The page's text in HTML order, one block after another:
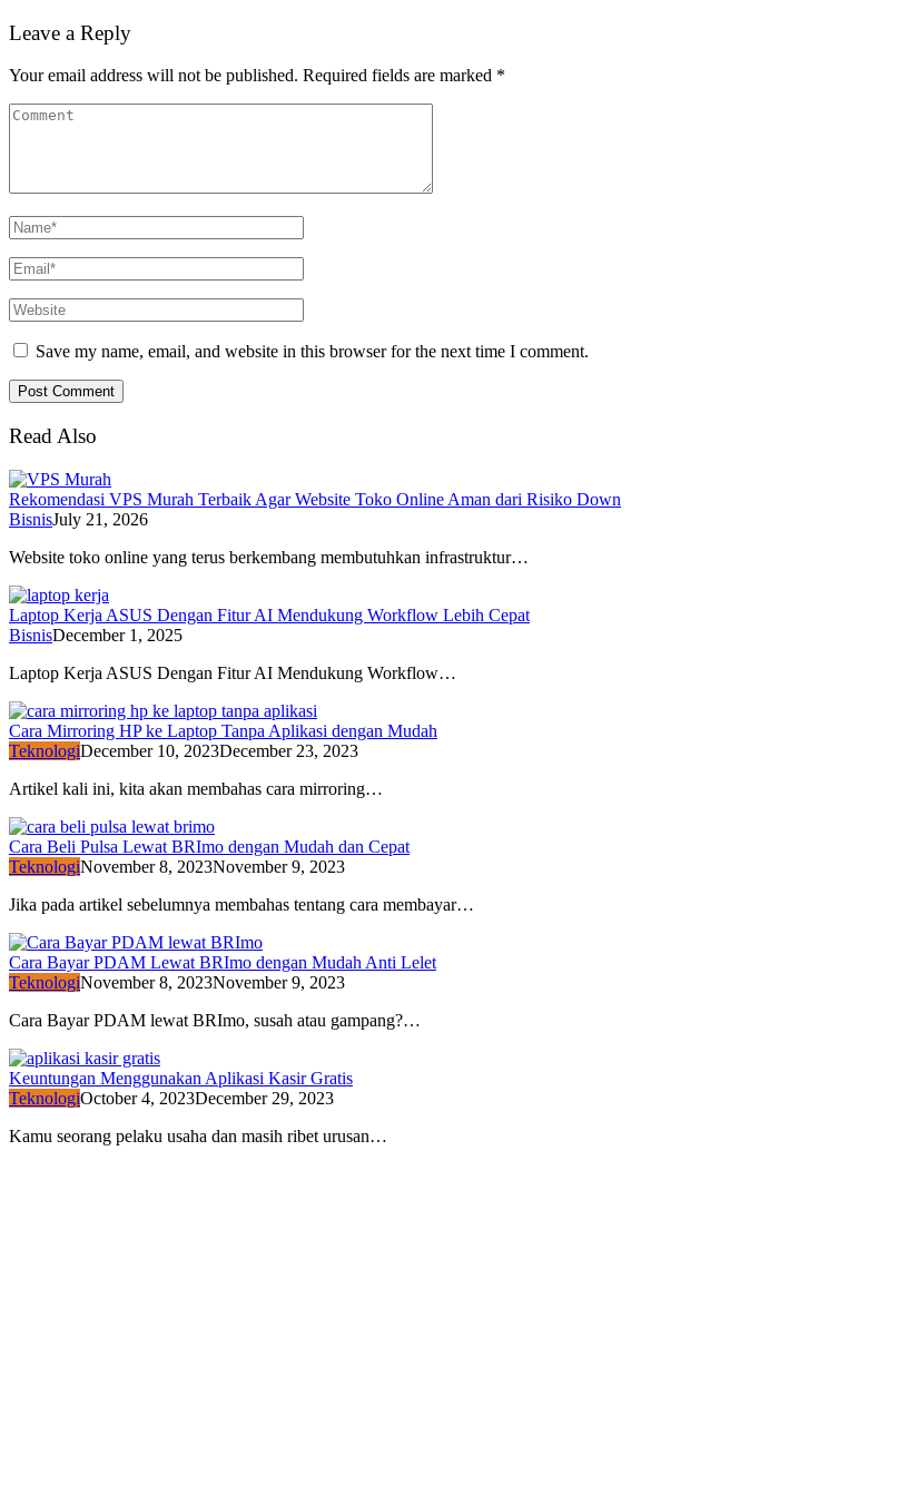
Leave a Reply
Your email address will not be published. Required fields are marked *
Save my name, email, and website in this browser for the next time I comment.
Read Also
Rekomendasi VPS Murah Terbaik Agar Website Toko Online Aman dari Risiko Down
BisnisJuly 21, 2026
Website toko online yang terus berkembang membutuhkan infrastruktur…
Laptop Kerja ASUS Dengan Fitur AI Mendukung Workflow Lebih Cepat
BisnisDecember 1, 2025
Laptop Kerja ASUS Dengan Fitur AI Mendukung Workflow…
Cara Mirroring HP ke Laptop Tanpa Aplikasi dengan Mudah
TeknologiDecember 10, 2023December 23, 2023
Artikel kali ini, kita akan membahas cara mirroring…
Cara Beli Pulsa Lewat BRImo dengan Mudah dan Cepat
TeknologiNovember 8, 2023November 9, 2023
Jika pada artikel sebelumnya membahas tentang cara membayar…
Cara Bayar PDAM Lewat BRImo dengan Mudah Anti Lelet
TeknologiNovember 8, 2023November 9, 2023
Cara Bayar PDAM lewat BRImo, susah atau gampang?…
Keuntungan Menggunakan Aplikasi Kasir Gratis
TeknologiOctober 4, 2023December 29, 2023
Kamu seorang pelaku usaha dan masih ribet urusan…